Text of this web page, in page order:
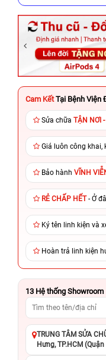
Cam Kết Tại Bệnh Viện
Sửa chữa TẬN NƠI -
Giá luôn công khai,
Bảo hành VĨNH
RẺ CHẤP HẾT- Ở
Ký tên linh kiện và
Hoàn trả linh kiện
13 Hệ thống Showroom
TRUNG TÂM SỬA
Hưng, TP.HCM